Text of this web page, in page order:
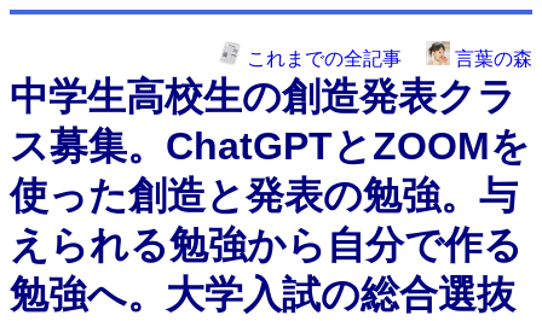
これまでの全記事 言葉の森
中学生高校生の創造発表クラ
ス募集。ChatGPTとZOOMを
使った創造と発表の勉強。与
えられる勉強から自分で作る
勉強へ。大学入試の総合選抜